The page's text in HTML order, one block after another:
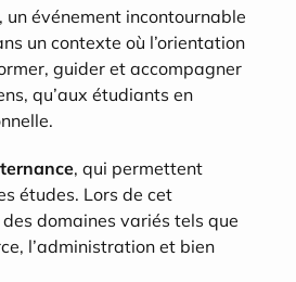
, un événement incontournable
un contexte où l’orientation
guider et accompagner
qu’aux étudiants en
, qui permettent
études. Lors de cet
domaines variés tels que
l’administration et bien